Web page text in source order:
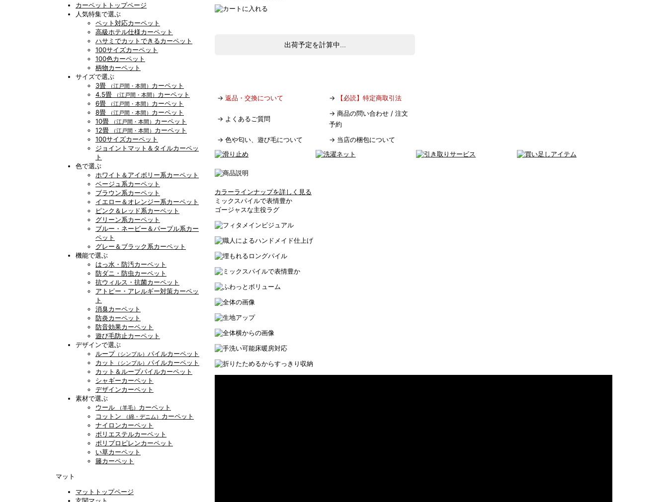
カーペットトップページ
人気特集で選ぶ
ペット対応カーペット
高級ホテル仕様カーペット
ハサミでカットできるカーペット
100サイズカーペット
100色カーペット
柄物カーペット
サイズで選ぶ
3畳
（江戸間・本間） カーペット
4.5畳
（江戸間・本間） カーペット
6畳
（江戸間・本間） カーペット
8畳
（江戸間・本間） カーペット
10畳
（江戸間・本間） カーペット
12畳
（江戸間・本間） カーペット
100サイズカーペット
ジョイントマット＆タイルカーペッ
ト
色で選ぶ
ホワイト＆アイボリー系カーペット
ベージュ系カーペット
ブラウン系カーペット
イエロー＆オレンジー系カーペット
ピンク＆レッド系カーペット
グリーン系カーペット
ブルー・ネービー＆パープル系カー
ペット
グレー＆ブラック系カーペット
機能で選ぶ
はっ水・防汚カーペット
防ダニ・防虫カーペット
抗ウィルス・抗菌カーペット
アトピー・アレルギー対策カーペッ
ト
消臭カーペット
防炎カーペット
防音効果カーペット
遊び毛防止カーペット
デザインで選ぶ
ループ （シンプル） パイルカーペット
カット
（シンプル） パイルカーペット
カット＆ループパイルカーペット
シャギーカーペット
デザインカーペット
素材で選ぶ
ウール
（羊毛） カーペット
コットン
（綿・デニム） カーペット
ナイロンカーペット
ポリエステルカーペット
ポリプロピレンカーペット
い草カーペット
籐カーペット
マット
マットトップページ
玄関マット
出荷予定を計算中...
→ 返品・交換について → 【必読】特定商取引法
→ よくあるご質問
→ 商品の問い合わせ / 注文
予約
→ 色や匂い、遊び毛について → 当店の梱包について
カラーラインナップを詳しく見る
ミックスパイルで表情豊か
ゴージャスな主役ラグ